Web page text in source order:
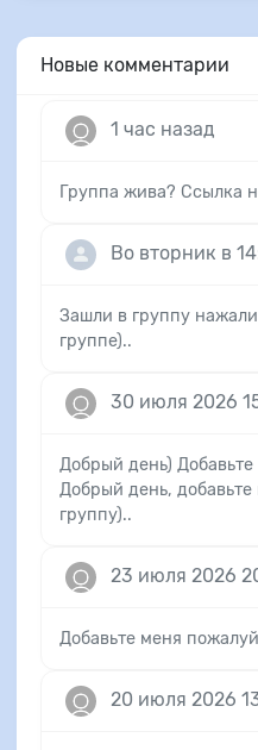
Новые комментарии
1 час назад
Группа жива? Ссылка
Во вторник в
Зашли в группу
группе)..
30 июля 2026
Добрый день)
Добрый день,
группу)..
23 июля 2026
Добавьте меня
20 июля 2026